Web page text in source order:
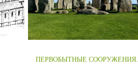
ПЕРВОБЫТНЫЕ СООРУЖЕНИЯ.